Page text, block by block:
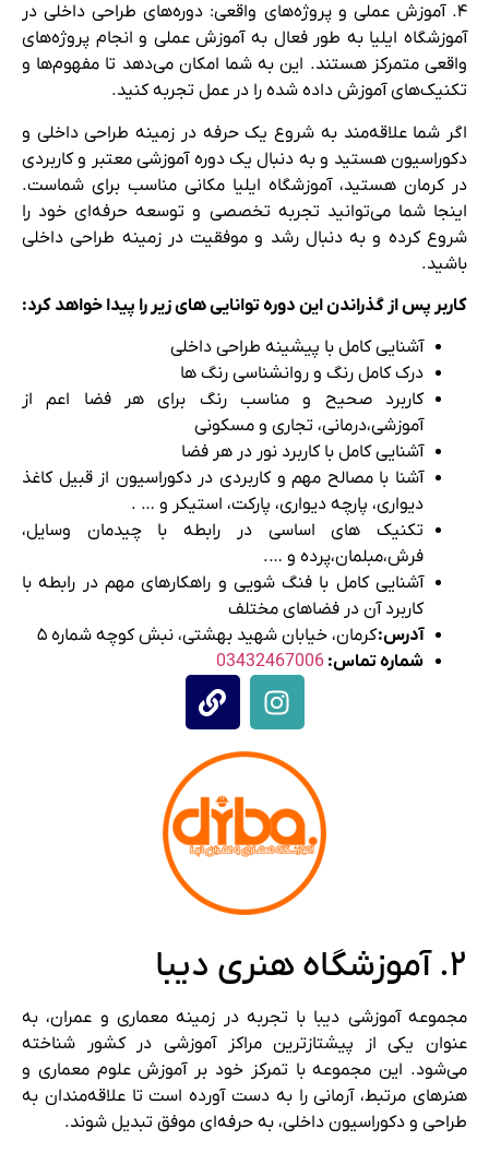
۴. آموزش عملی و پروژه‌های واقعی: دوره‌های طراحی داخلی در
آموزشگاه ایلیا به طور فعال به آموزش عملی و انجام پروژه‌های
واقعی متمرکز هستند. این به شما امکان می‌دهد تا مفهوم‌ها و
تکنیک‌های آموزش داده شده را در عمل تجربه کنید.
اگر شما علاقه‌مند به شروع یک حرفه در زمینه طراحی داخلی و
دکوراسیون هستید و به دنبال یک دوره آموزشی معتبر و کاربردی
در کرمان هستید، آموزشگاه ایلیا مکانی مناسب برای شماست.
اینجا شما می‌توانید تجربه تخصصی و توسعه حرفه‌ای خود را
شروع کرده و به دنبال رشد و موفقیت در زمینه طراحی داخلی
باشید.
کاربر پس از گذراندن این دوره توانایی های زیر را پیدا خواهد کرد:
آشنایی کامل با پیشینه طراحی داخلی
درک کامل رنگ و روانشناسی رنگ ها
کاربرد صحیح و مناسب رنگ برای هر فضا اعم از
آموزشی،درمانی، تجاری و مسکونی
آشنایی کامل با کاربرد نور در هر فضا
آشنا با مصالح مهم و کاربردی در دکوراسیون از قبیل کاغذ
دیواری، پارچه دیواری، پارکت، استیکر و … .
تکنیک های اساسی در رابطه با چیدمان وسایل،
فرش،مبلمان،پرده و ….
آشنایی کامل با فنگ شویی و راهکارهای مهم در رابطه با
کاربرد آن در فضاهای مختلف
آدرس:کرمان، خیابان شهید بهشتی، نبش کوچه شماره ۵
شماره تماس: 03432467006
۲. آموزشگاه هنری دیبا
مجموعه آموزشی دیبا با تجربه در زمینه معماری و عمران، به
عنوان یکی از پیشتازترین مراکز آموزشی در کشور شناخته
می‌شود. این مجموعه با تمرکز خود بر آموزش علوم معماری و
هنرهای مرتبط، آرمانی را به دست آورده است تا علاقه‌مندان به
طراحی و دکوراسیون داخلی، به حرفه‌ای موفق تبدیل شوند.